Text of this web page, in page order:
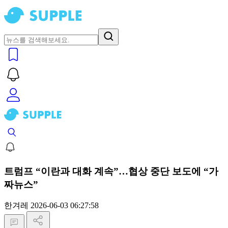
트럼프 “이란과 대화 계속”…협상 중단 보도에 “가
짜뉴스”
한겨레 2026-06-03 06:27:58